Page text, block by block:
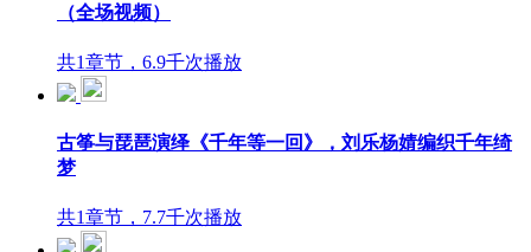
（全场视频）
共1章节，6.9千次播放
古筝与琵琶演绎《千年等一回》，刘乐杨婧编织千年绮
梦
共1章节，7.7千次播放